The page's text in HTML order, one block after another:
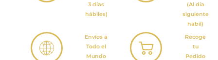
3 días
hábiles)
(Al día
siguiente
hábil)
Envíos a
Todo el
Mundo
Recoge
tu
Pedido